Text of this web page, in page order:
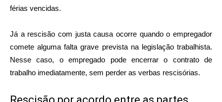
férias vencidas.
Já a rescisão com justa causa ocorre quando o empregador
comete alguma falta grave prevista na legislação trabalhista.
Nesse caso, o empregado pode encerrar o contrato de
trabalho imediatamente, sem perder as verbas rescisórias.